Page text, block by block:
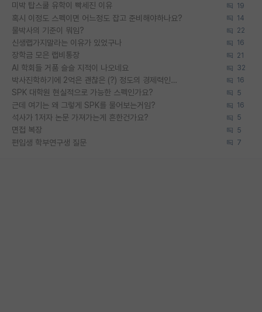
미박 탑스쿨 유학이 빡세진 이유 19
혹시 이정도 스펙이면 어느정도 잡고 준비해야하나요? 14
물박사의 기준이 뭐임? 22
신생랩가지말라는 이유가 있었구나 16
장학금 모은 랩비통장 21
AI 학회들 거품 슬슬 지적이 나오네요 32
박사진학하기에 2억은 괜찮은 (?) 정도의 경제력인가요 16
SPK 대학원 현실적으로 가능한 스펙인가요? 5
근데 여기는 왜 그렇게 SPK를 물어보는거임? 16
석사가 1저자 논문 가져가는게 흔한건가요? 5
면접 복장 5
편입생 학부연구생 질문 7